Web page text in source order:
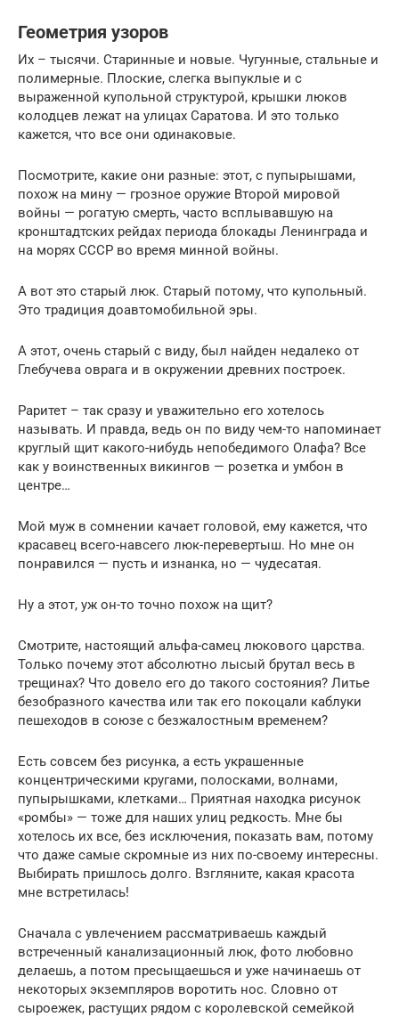
Геометрия узоров
Их – тысячи. Старинные и новые. Чугунные, стальные и
полимерные. Плоские, слегка выпуклые и с
выраженной купольной структурой, крышки люков
колодцев лежат на улицах Саратова. И это только
кажется, что все они одинаковые.
Посмотрите, какие они разные: этот, с пупырышами,
похож на мину — грозное оружие Второй мировой
войны — рогатую смерть, часто всплывавшую на
кронштадтских рейдах периода блокады Ленинграда и
на морях СССР во время минной войны.
А вот это старый люк. Старый потому, что купольный.
Это традиция доавтомобильной эры.
А этот, очень старый с виду, был найден недалеко от
Глебучева оврага и в окружении древних построек.
Раритет – так сразу и уважительно его хотелось
называть. И правда, ведь он по виду чем-то напоминает
круглый щит какого-нибудь непобедимого Олафа? Все
как у воинственных викингов — розетка и умбон в
центре…
Мой муж в сомнении качает головой, ему кажется, что
красавец всего-навсего люк-перевертыш. Но мне он
понравился — пусть и изнанка, но — чудесатая.
Ну а этот, уж он-то точно похож на щит?
Смотрите, настоящий альфа-самец люкового царства.
Только почему этот абсолютно лысый брутал весь в
трещинах? Что довело его до такого состояния? Литье
безобразного качества или так его покоцали каблуки
пешеходов в союзе с безжалостным временем?
Есть совсем без рисунка, а есть украшенные
концентрическими кругами, полосками, волнами,
пупырышками, клетками… Приятная находка рисунок
«ромбы» — тоже для наших улиц редкость. Мне бы
хотелось их все, без исключения, показать вам, потому
что даже самые скромные из них по-своему интересны.
Выбирать пришлось долго. Взгляните, какая красота
мне встретилась!
Сначала с увлечением рассматриваешь каждый
встреченный канализационный люк, фото любовно
делаешь, а потом пресыщаешься и уже начинаешь от
некоторых экземпляров воротить нос. Словно от
сыроежек, растущих рядом с королевской семейкой